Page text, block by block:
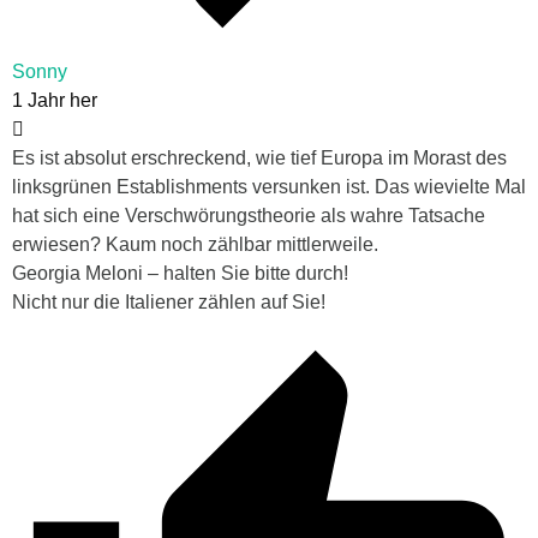
Sonny
1 Jahr her
Es ist absolut erschreckend, wie tief Europa im Morast des
linksgrünen Establishments versunken ist. Das wievielte Mal
hat sich eine Verschwörungstheorie als wahre Tatsache
erwiesen? Kaum noch zählbar mittlerweile.
Georgia Meloni – halten Sie bitte durch!
Nicht nur die Italiener zählen auf Sie!